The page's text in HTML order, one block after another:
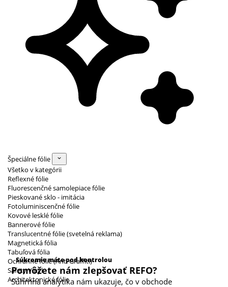
Špeciálne fólie
Všetko v kategórii
Reflexné fólie
Fluorescenčné samolepiace fólie
Pieskované sklo - imitácia
Fotoluminiscenčné fólie
Kovové lesklé fólie
Bannerové fólie
Translucentné fólie (svetelná reklama)
Magnetická fólia
Tabuľová fólia
Ochranné fólie (Anti Graffiti)
Safety Vinyl
Architektonické fólie
Súkromie máte pod kontrolou
Pomôžete nám zlepšovať REFO?
Súhrnná analytika nám ukazuje, čo v obchode
Kategórie cookies